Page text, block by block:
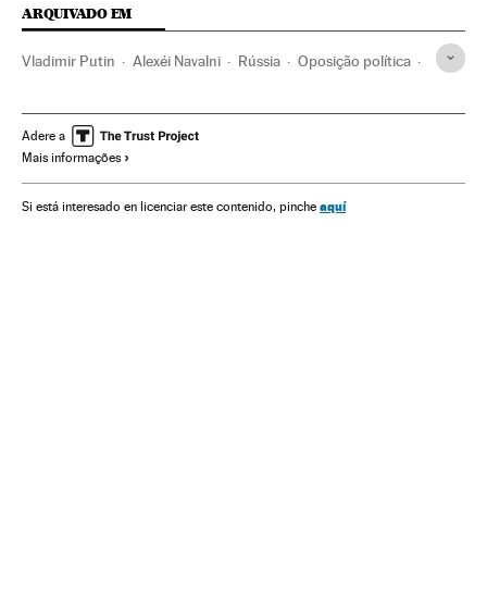
ARQUIVADO EM
Vladimir Putin Alexéi Navalni Rússia Oposição política
Espionagem
Adere a
Mais informações
Si está interesado en licenciar este contenido, pinche aquí